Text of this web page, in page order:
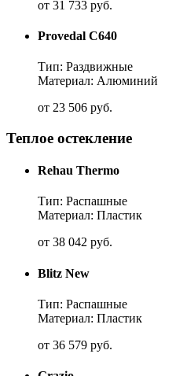
от 31 733 руб.
Provedal C640
Тип: Раздвижные
Материал: Алюминий
от 23 506 руб.
Теплое остекление
Rehau Thermo
Тип: Распашные
Материал: Пластик
от 38 042 руб.
Blitz New
Тип: Распашные
Материал: Пластик
от 36 579 руб.